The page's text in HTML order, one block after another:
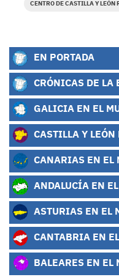
CENTRO DE CASTILLA Y LEÓN
EN PORTADA
CRÓNICAS DE LA
GALICIA EN EL
CASTILLA Y LEÓN
CANARIAS EN EL
ANDALUCÍA EN
ASTURIAS EN EL
CANTABRIA EN
BALEARES EN EL